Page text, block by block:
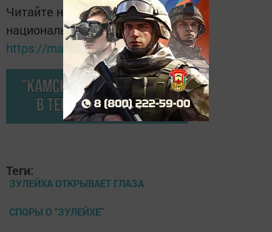
Читайте новости Татарстана в
национальном мессенджере MАХ:
https://max.ru/tatmedia
Теги:
ЗУЛЕЙХА ОТКРЫВАЕТ ГЛАЗА
СПОРЫ О "ЗУЛЕЙХЕ"